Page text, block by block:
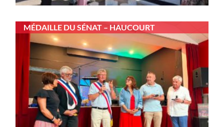
MÉDAILLE DU SÉNAT – HAUCOURT